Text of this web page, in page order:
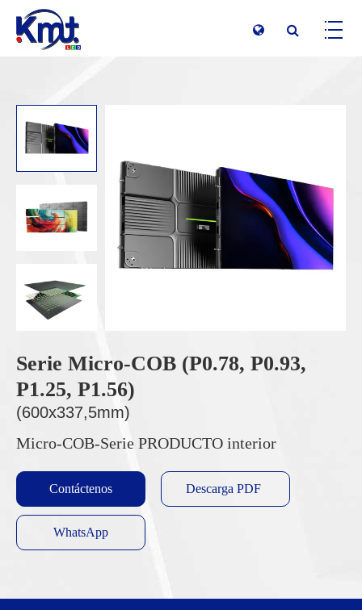
Serie Micro-COB (P0.78, P0.93,
P1.25, P1.56)
(600x337,5mm)
Micro-COB-Serie PRODUCTO interior
Contáctenos Descarga PDF
WhatsApp